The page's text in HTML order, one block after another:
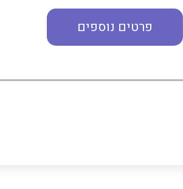
מדי מתח
פרטים נוספים